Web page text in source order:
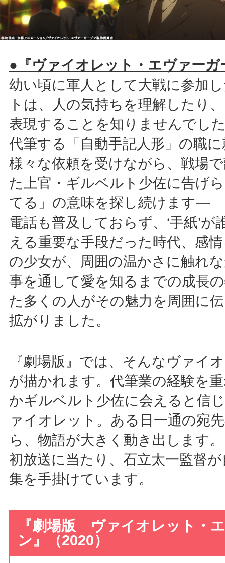
●『ヴァイオレット・エヴァーガ
幼い頃に軍人として大戦に参加
トは、人の気持ちを理解したり
表現することを知りませんでし
代筆する「自動手記人形」の職
様々な依頼を受けながら、戦場
た上官・ギルベルト少佐に告げ
てる」の意味を探し続けます―
電話も普及しておらず、‘手紙’が
える重要な手段だった時代、感
の少女が、周囲の温かさに触れ
事を通して愛を知るまでの成長
た多くの人がその魅力を周囲に
拡がりました。
『劇場版』では、そんなヴァイ
が描かれます。代筆業の経験を
かギルベルト少佐に会えると信
ァイオレット。ある日一通の宛
ら、物語が大きく動き出します。
初放送に当たり、石立太一監督
集を手掛けています。
『劇場版 ヴァイオレット・
ン』（2020）